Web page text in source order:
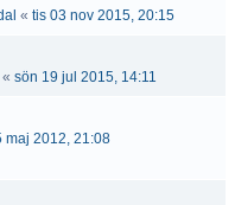
« tis 03 nov 2015, 20:15
« sön 19 jul 2015, 14:11
maj 2012, 21:08